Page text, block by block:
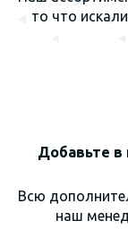
то что
Добавьте в
Всю
наш